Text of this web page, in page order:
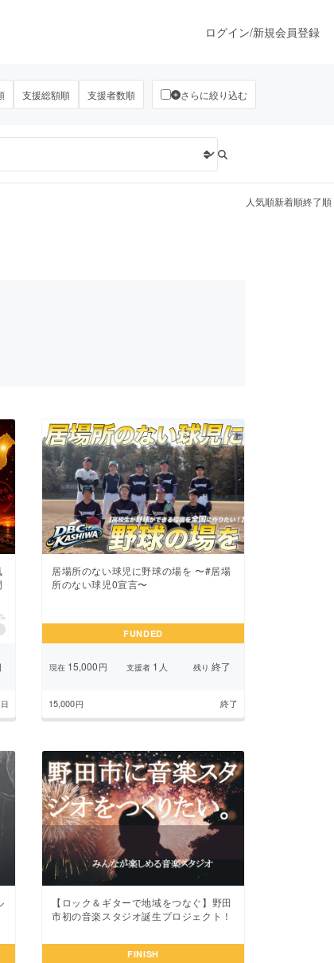
公開されます
ログイン/新規会員登録
支援総額順 支援者数順 さらに絞り込む
人気順新着順終了順
日
居場所のない球児に野球の場を 〜#居場
所のない球児0宣言〜
FUNDED
現在 15,000円 支援者 1 人 残り 終了
15,000円 終了
【ロック＆ギターで地域をつなぐ】野田
市初の音楽スタジオ誕生プロジェクト！
FINISH